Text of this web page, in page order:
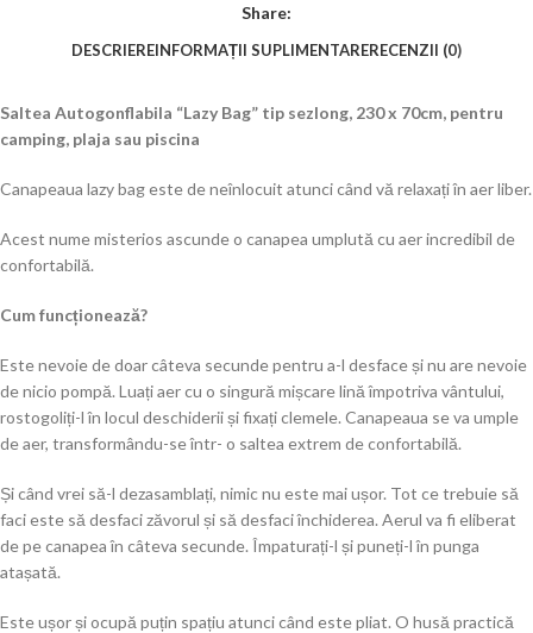
Share:
DESCRIEREINFORMAȚII SUPLIMENTARERECENZII (0)
Saltea Autogonflabila “Lazy Bag” tip sezlong, 230 x 70cm, pentru
camping, plaja sau piscina
Canapeaua lazy bag este de neînlocuit atunci când vă relaxați în aer liber.
Acest nume misterios ascunde o canapea umplută cu aer incredibil de
confortabilă.
Cum funcționează?
Este nevoie de doar câteva secunde pentru a-l desface și nu are nevoie
de nicio pompă. Luați aer cu o singură mișcare lină împotriva vântului,
rostogoliți-l în locul deschiderii și fixați clemele. Canapeaua se va umple
de aer, transformându-se într- o saltea extrem de confortabilă.
Și când vrei să-l dezasamblați, nimic nu este mai ușor. Tot ce trebuie să
faci este să desfaci zăvorul și să desfaci închiderea. Aerul va fi eliberat
de pe canapea în câteva secunde. Împaturați-l și puneți-l în punga
atașată.
Este ușor și ocupă puțin spațiu atunci când este pliat. O husă practică